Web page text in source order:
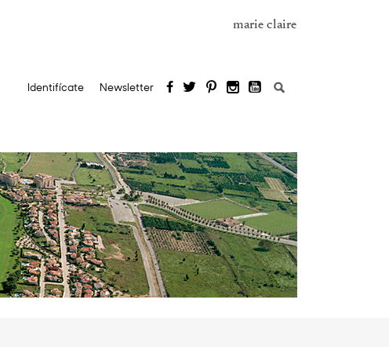
marie claire
Identifícate Newsletter Buscar: